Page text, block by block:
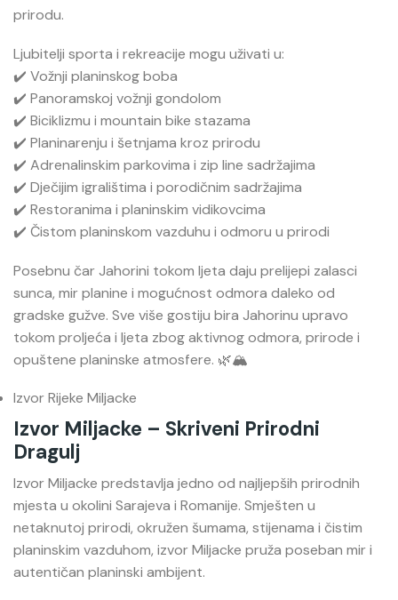
prirodu.
Ljubitelji sporta i rekreacije mogu uživati u:
✔️ Vožnji planinskog boba
✔️ Panoramskoj vožnji gondolom
✔️ Biciklizmu i mountain bike stazama
✔️ Planinarenju i šetnjama kroz prirodu
✔️ Adrenalinskim parkovima i zip line sadržajima
✔️ Dječijim igralištima i porodičnim sadržajima
✔️ Restoranima i planinskim vidikovcima
✔️ Čistom planinskom vazduhu i odmoru u prirodi
Posebnu čar Jahorini tokom ljeta daju prelijepi zalasci
sunca, mir planine i mogućnost odmora daleko od
gradske gužve. Sve više gostiju bira Jahorinu upravo
tokom proljeća i ljeta zbog aktivnog odmora, prirode i
opuštene planinske atmosfere. 🌿🏔️
Izvor Rijeke Miljacke
Izvor Miljacke – Skriveni Prirodni
Dragulj
Izvor Miljacke predstavlja jedno od najljepših prirodnih
mjesta u okolini Sarajeva i Romanije. Smješten u
netaknutoj prirodi, okružen šumama, stijenama i čistim
planinskim vazduhom, izvor Miljacke pruža poseban mir i
autentičan planinski ambijent.